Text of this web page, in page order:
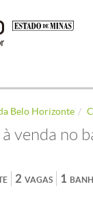
Belo Horizonte
venda no
VAGAS
2 1